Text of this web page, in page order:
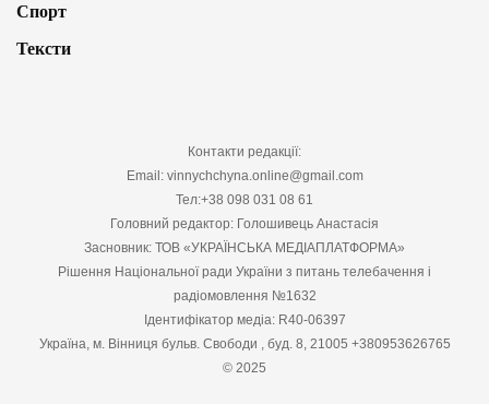
Спорт
Тексти
Контакти редакції:
Email: vinnychchyna.online@gmail.com
Тел:+38 098 031 08 61
Головний редактор: Голошивець Анастасія
Засновник: ТОВ «УКРАЇНСЬКА МЕДІАПЛАТФОРМА»
Рішення Національної ради України з питань телебачення і
радіомовлення №1632
Ідентифікатор медіа: R40-06397
Україна, м. Вінниця бульв. Свободи , буд. 8, 21005 +380953626765
© 2025